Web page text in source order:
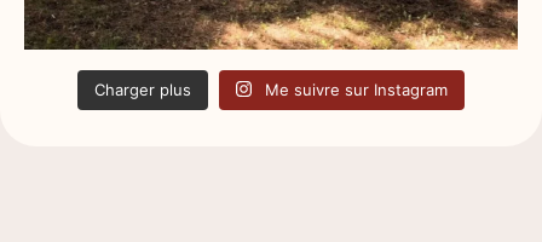
Charger plus Me suivre sur Instagram